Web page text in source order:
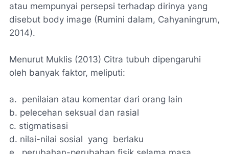
atau mempunyai persepsi terhadap dirinya yang
disebut body image (Rumini dalam, Cahyaningrum,
2014).
Menurut Muklis (2013) Citra tubuh dipengaruhi
oleh banyak faktor, meliputi:
a. penilaian atau komentar dari orang lain
b. pelecehan seksual dan rasial
c. stigmatisasi
d. nilai-nilai sosial yang berlaku